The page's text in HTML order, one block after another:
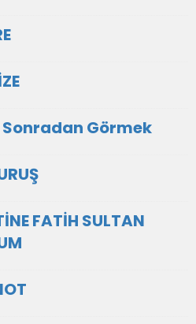
Görmek
FATİH SULTAN